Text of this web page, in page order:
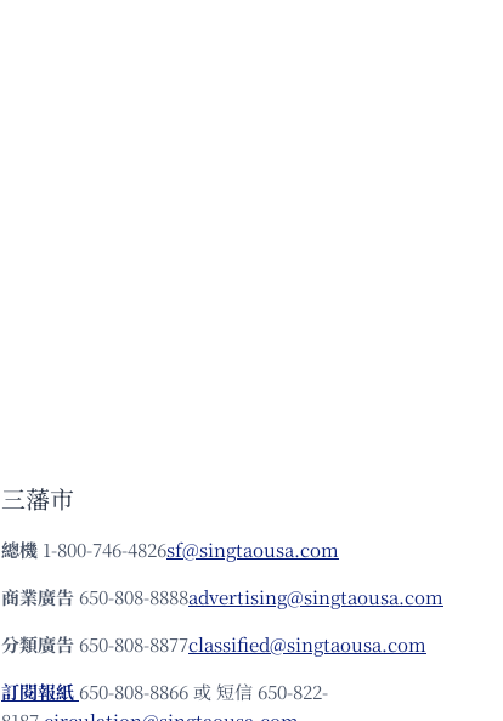
三藩市
總機 1-800-746-4826sf@singtaousa.com
商業廣告 650-808-8888advertising@singtaousa.com
分類廣告 650-808-8877classified@singtaousa.com
訂閱報紙 650-808-8866 或 短信 650-822-